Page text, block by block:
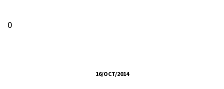
0
16/OCT/2014